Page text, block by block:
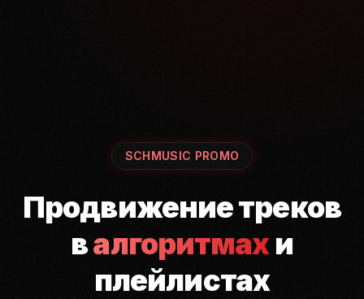
SCHMUSIC PROMO
Продвижение треков
валгоритмахи
плейлистах